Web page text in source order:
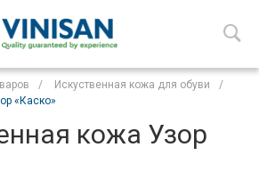
/ Искуственная кожа для обуви
/
«Каско»
кожа Узор